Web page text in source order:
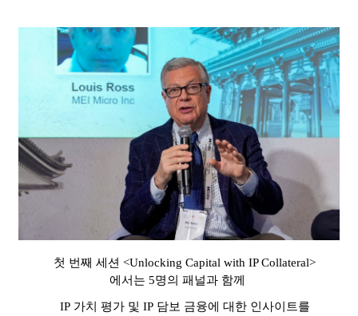
첫 번째 세션<Unlocking Capital with IP Collateral>
에서는 5명의 패널과 함께
IP 가치 평가 및 IP 담보 금융에 대한 인사이트를